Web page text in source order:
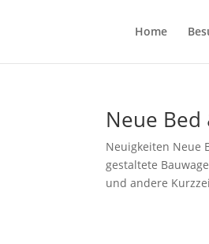
Home
Neue
Neuigkeiten Neue
gestaltete
und andere